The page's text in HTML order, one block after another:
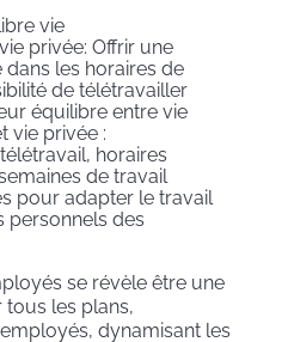
vie
privée: Offrir une
dans les horaires de
de télétravailler
équilibre entre vie
vie privée :
horaires
de travail
pour adapter le travail
personnels des
se révèle être une
les plans,
dynamisant les